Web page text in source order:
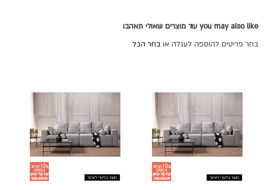
you may also like עוד מוצרים שאולי תאהבו
בחר פריטים להוספה לעגלה או בחר הכל